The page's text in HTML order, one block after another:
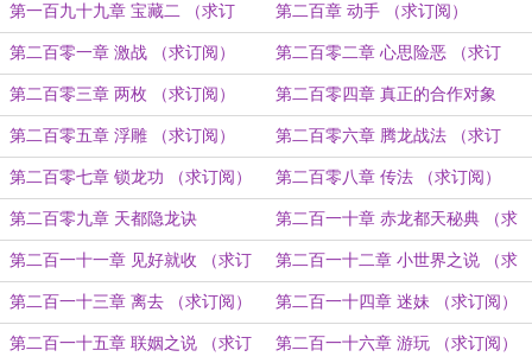
阅） 阅）
第一百九十九章 宝藏二 （求订
阅）
第二百章 动手 （求订阅）
第二百零一章 激战 （求订阅） 第二百零二章 心思险恶 （求订
阅）
第二百零三章 两枚 （求订阅） 第二百零四章 真正的合作对象
（求订阅）
第二百零五章 浮雕 （求订阅） 第二百零六章 腾龙战法 （求订
阅）
第二百零七章 锁龙功 （求订阅） 第二百零八章 传法 （求订阅）
第二百零九章 天都隐龙诀 第二百一十章 赤龙都天秘典 （求
订阅）
第二百一十一章 见好就收 （求订
阅）
第二百一十二章 小世界之说 （求
订阅）
第二百一十三章 离去 （求订阅） 第二百一十四章 迷妹 （求订阅）
第二百一十五章 联姻之说 （求订 第二百一十六章 游玩 （求订阅）